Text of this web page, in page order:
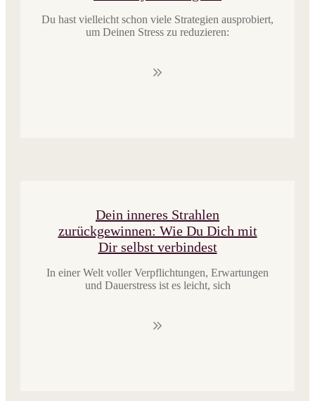
Du hast vielleicht schon viele Strategien ausprobiert,
um Deinen Stress zu reduzieren:
Dein inneres Strahlen
zurückgewinnen: Wie Du Dich mit
Dir selbst verbindest
In einer Welt voller Verpflichtungen, Erwartungen
und Dauerstress ist es leicht, sich